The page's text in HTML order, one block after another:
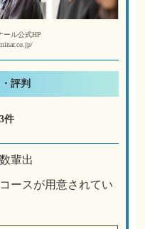
ール公式HP
評判
件
輩出
ースが用意されてい